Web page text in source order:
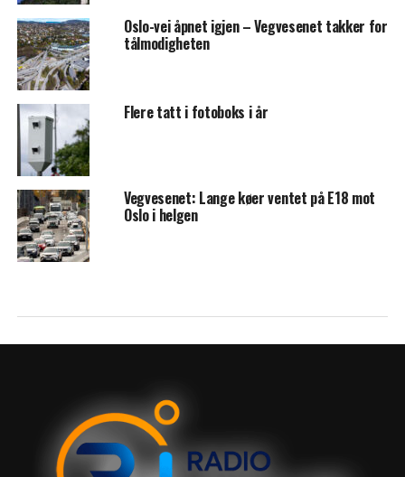
Oslo-vei åpnet igjen – Vegvesenet takker for
tålmodigheten
Flere tatt i fotoboks i år
Vegvesenet: Lange køer ventet på E18 mot
Oslo i helgen